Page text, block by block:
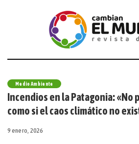
Medio Ambiente
Incendios en la Patagonia: «No
como si el caos climático no
9 enero, 2026